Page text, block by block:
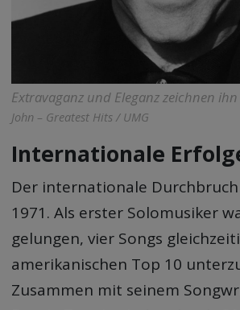
Extravaganz und Eleganz zeichnen
John – Greatest Hits / UMG
Internationale
Der internationale
1971. Als erster Solomusiker
gelungen, vier Songs
amerikanischen Top 10
Zusammen mit seinem